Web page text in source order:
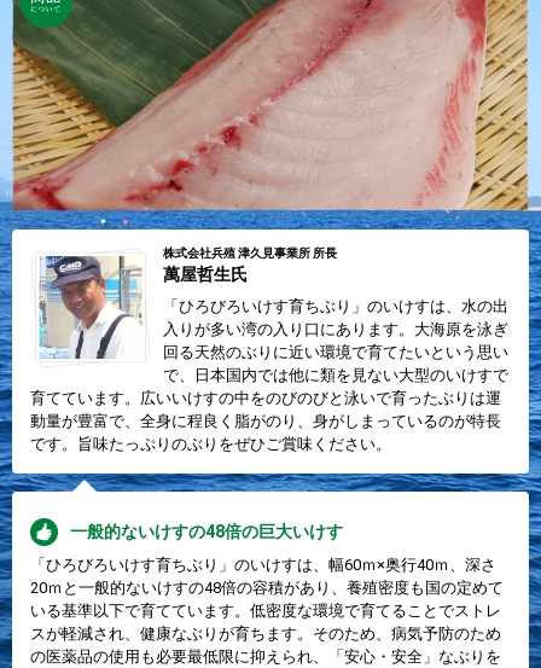
株式会社兵殖 津久見事業所 所長
萬屋哲生氏
「ひろびろいけす育ちぶり」のいけすは、水の出
入りが多い湾の入り口にあります。大海原を泳ぎ
回る天然のぶりに近い環境で育てたいという思い
で、日本国内では他に類を見ない大型のいけすで
育てています。広いいけすの中をのびのびと泳いで育ったぶりは運
動量が豊富で、全身に程良く脂がのり、身がしまっているのが特長
です。旨味たっぷりのぶりをぜひご賞味ください。
一般的ないけすの48倍の巨大いけす
「ひろびろいけす育ちぶり」のいけすは、幅60ｍ×奥行40ｍ、深さ
20ｍと一般的ないけすの48倍の容積があり、養殖密度も国の定めて
いる基準以下で育てています。低密度な環境で育てることでストレ
スが軽減され、健康なぶりが育ちます。そのため、病気予防のため
の医薬品の使用も必要最低限に抑えられ、「安心・安全」なぶりを